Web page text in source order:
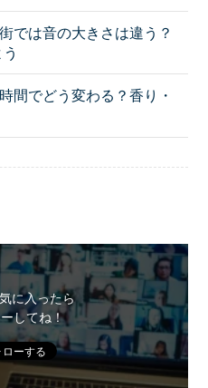
では音の大きさは違う？
間でどう変わる？香り・
に入ったら
してね！